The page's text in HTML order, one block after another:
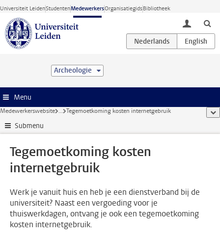
Ga direct naar de inhoud
Universiteit LeidenStudentenMedewerkersOrganisatiegidsBibliotheek
toggle
Archeologie
Menu
Medewerkerswebsite ... Tegemoetkoming kosten internetgebruik
Submenu
Tegemoetkoming kosten
internetgebruik
Werk je vanuit huis en heb je een dienstverband bij de
universiteit? Naast een vergoeding voor je
thuiswerkdagen, ontvang je ook een tegemoetkoming
kosten internetgebruik.